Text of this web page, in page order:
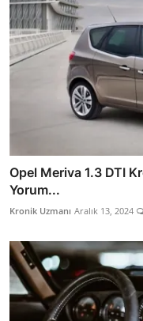
Opel Meriva 1.3 DTI
Yorum...
Kronik Uzmanı Aralık 13, 2024